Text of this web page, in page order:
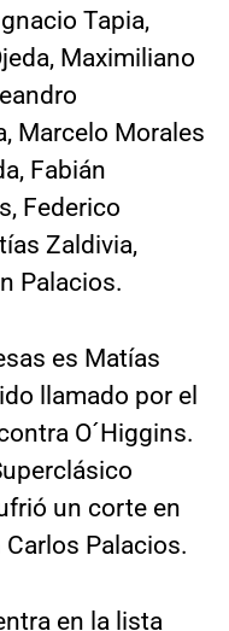
Tapia,
Maximiliano
Marcelo Morales
Fabián
Federico
Zaldivia,
Palacios.
es Matías
llamado por el
O´Higgins.
un corte en
Palacios.
en la lista